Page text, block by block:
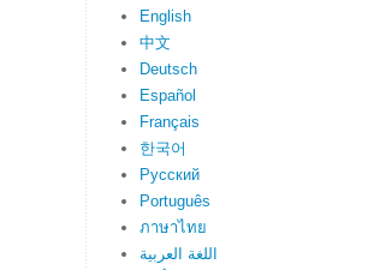
English
中文
Deutsch
Español
Français
한국어
Русский
Português
ภาษาไทย
اللغة العربية